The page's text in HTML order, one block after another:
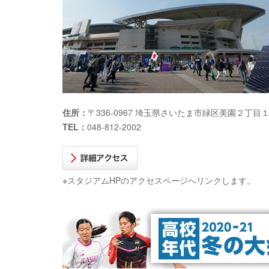
住所： 〒336-0967 埼玉県さいたま市緑区美園２丁目１
TEL： 048-812-2002
※スタジアムHPのアクセスページへリンクします。